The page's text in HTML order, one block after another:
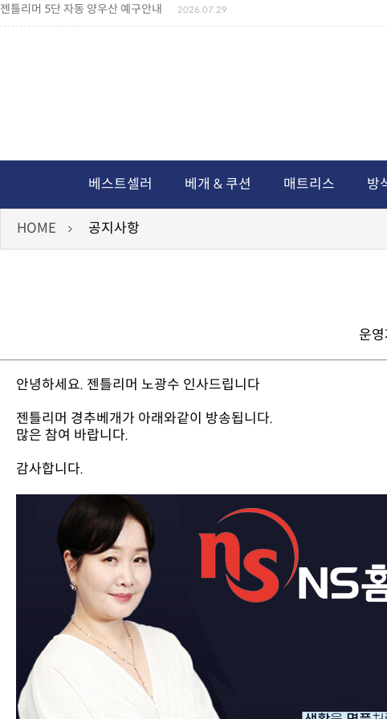
젠틀리머 5단 자동 양우산 예구안내 2026.07.29
젠틀리머 메모리제품 가격인상 안내 2026.07.27
독서쿠션 2차 예구안내 2026.08.04
베스트셀러 베개 & 쿠션 매트리스 방
HOME 공지사항
운
안녕하세요. 젠틀리머 노광수 인사드립니다
젠틀리머 경추베개가 아래와같이 방송됩니다.
많은 참여 바랍니다.
감사합니다.